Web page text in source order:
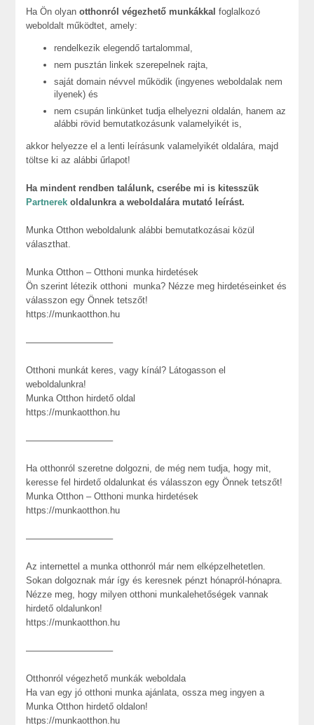
Ha Ön olyanotthonról végezhető munkákkal foglalkozó
weboldalt működtet, amely:
rendelkezik elegendő tartalommal,
nem pusztán linkek szerepelnek rajta,
saját domain névvel működik (ingyenes weboldalak nem
ilyenek) és
nem csupán linkünket tudja elhelyezni oldalán, hanem az
alábbi rövid bemutatkozásunk valamelyikét is,
akkor helyezze el a lenti leírásunk valamelyikét oldalára, majd
töltse ki az alábbi űrlapot!
Ha mindent rendben találunk, cserébe mi is kitesszük
Partnerek oldalunkra a weboldalára mutató leírást.
Munka Otthon weboldalunk alábbi bemutatkozásai közül
választhat.
Munka Otthon – Otthoni munka hirdetések
Ön szerint létezik otthoni munka? Nézze meg hirdetéseinket és
válasszon egy Önnek tetszőt!
https://munkaotthon.hu
—————————–
Otthoni munkát keres, vagy kínál? Látogasson el
weboldalunkra!
Munka Otthon hirdető oldal
https://munkaotthon.hu
—————————–
Ha otthonról szeretne dolgozni, de még nem tudja, hogy mit,
keresse fel hirdető oldalunkat és válasszon egy Önnek tetszőt!
Munka Otthon – Otthoni munka hirdetések
https://munkaotthon.hu
—————————–
Az internettel a munka otthonról már nem elképzelhetetlen.
Sokan dolgoznak már így és keresnek pénzt hónapról-hónapra.
Nézze meg, hogy milyen otthoni munkalehetőségek vannak
hirdető oldalunkon!
https://munkaotthon.hu
—————————–
Otthonról végezhető munkák weboldala
Ha van egy jó otthoni munka ajánlata, ossza meg ingyen a
Munka Otthon hirdető oldalon!
https://munkaotthon.hu